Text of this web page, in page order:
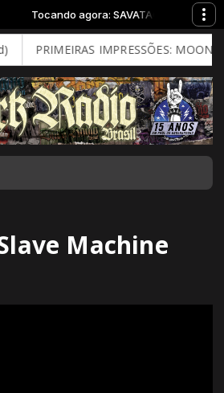
Tocando agora: SAVATAGE - Legions
PRIMEIRAS IMPRESSÕES:
Machine